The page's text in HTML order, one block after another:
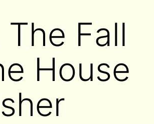
The Fall
House